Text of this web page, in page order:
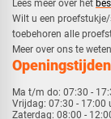
​Lees meer over het
​Wilt u een
toebehoren alle
​​Meer over ons te
Openingstijden
Ma t/m do: 07:30 -
Vrijdag: 07:30 - 17:00
Zaterdag: 08:00 -